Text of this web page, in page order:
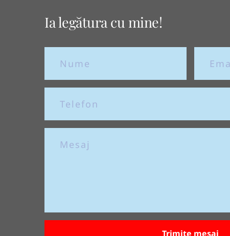
Ia legătura cu mine!
Trimite mesaj